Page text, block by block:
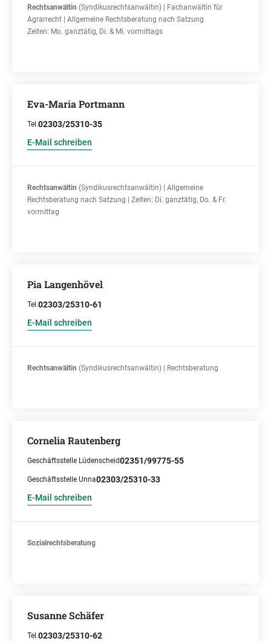
Rechtsanwältin (Syndikusrechtsanwältin) | Fachanwältin für
Agrarrecht | Allgemeine Rechtsberatung nach Satzung
Zeiten: Mo. ganztätig, Di. & Mi. vormittags
Eva-Maria Portmann
Tel.02303/25310-35
E-Mail schreiben
Rechtsanwältin (Syndikusrechtsanwältin) | Allgemeine
Rechtsberatung nach Satzung | Zeiten: Di. ganztätig, Do. & Fr.
vormittag
Pia Langenhövel
Tel.02303/25310-61
E-Mail schreiben
Rechtsanwältin (Syndikusrechtsanwältin) | Rechtsberatung
Cornelia Rautenberg
Geschäftsstelle Lüdenscheid02351/99775-55
Geschäftsstelle Unna02303/25310-33
E-Mail schreiben
Sozialrechtsberatung
Susanne Schäfer
Tel.02303/25310-62